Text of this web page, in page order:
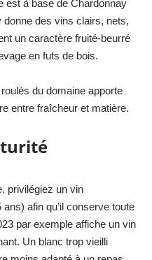
est à base de Chardonnay
des vins clairs, nets,
un caractère fruité-beurré
en futs de bois.
du domaine apporte
entre fraîcheur et matière.
privilégiez un vin
afin qu’il conserve toute
par exemple affiche un vin
Un blanc trop vieilli